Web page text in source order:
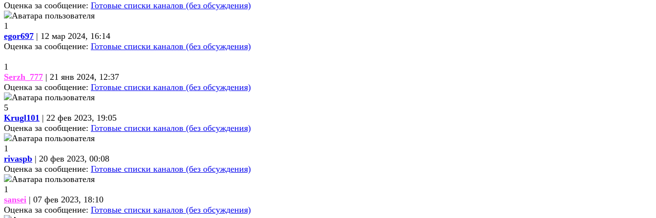
Оценка за сообщение: Готовые списки каналов (без обсуждения)
1
egor697 | 12 мар 2024, 16:14
Оценка за сообщение: Готовые списки каналов (без обсуждения)
1
Serzh_777 | 21 янв 2024, 12:37
Оценка за сообщение: Готовые списки каналов (без обсуждения)
5
Krugl101 | 22 фев 2023, 19:05
Оценка за сообщение: Готовые списки каналов (без обсуждения)
1
rivaspb | 20 фев 2023, 00:08
Оценка за сообщение: Готовые списки каналов (без обсуждения)
1
sansei | 07 фев 2023, 18:10
Оценка за сообщение: Готовые списки каналов (без обсуждения)